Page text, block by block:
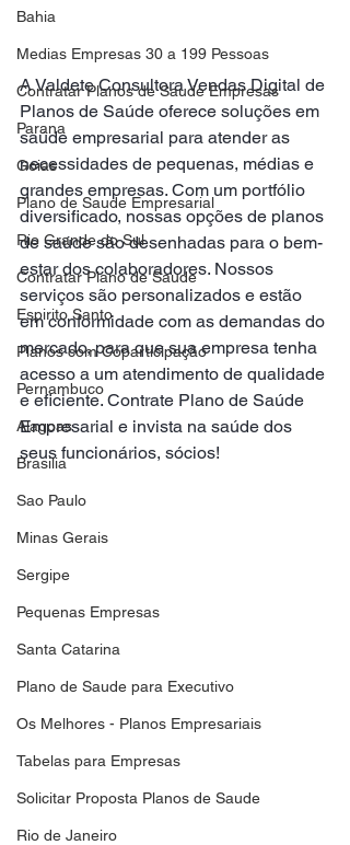
Bahia
Medias Empresas 30 a 199 Pessoas
Contratar Planos de Saude Empresas
Parana
Goias
Plano de Saude Empresarial
Rio Grande do Sul
Contratar Plano de Saude
Espirito Santo
Planos com Coparticipação
Pernambuco
Alagoas
Brasilia
Sao Paulo
Minas Gerais
Sergipe
Pequenas Empresas
Santa Catarina
Plano de Saude para Executivo
Os Melhores - Planos Empresariais
Tabelas para Empresas
Solicitar Proposta Planos de Saude
Rio de Janeiro
A Valdete Consultora Vendas Digital de
Planos de Saúde oferece soluções em
saúde empresarial para atender as
necessidades de pequenas, médias e
grandes empresas. Com um portfólio
diversificado, nossas opções de planos
de saúde são desenhadas para o bem-
estar dos colaboradores. Nossos
serviços são personalizados e estão
em conformidade com as demandas do
mercado, para que sua empresa tenha
acesso a um atendimento de qualidade
e eficiente. Contrate Plano de Saúde
Empresarial e invista na saúde dos
seus funcionários, sócios!